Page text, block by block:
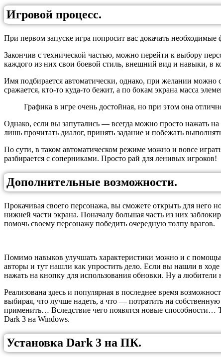
Игровой процесс.
При первом запуске игра попросит вас докачать
Закончив с технической частью, можно перейти к выбору
каждого из них свои боевой стиль, внешний вид и навыки, в
Имя подбирается автоматически, однако, при желании
сражается, кто-то куда-то бежит, а по бокам экрана масса
Графика в игре очень достойная, но при этом она
Однако, если вы запутались — всегда можно просто нажать на
лишь прочитать диалог, принять задание и побежать
По сути, в таком автоматическом режиме можно и вовсе
разбирается с соперниками. Просто рай для ленивых игроков!
Дополнительные возможности.
Прокачивая своего персонажа, вы сможете открыть для
нижней части экрана. Поначалу большая часть из них
помочь своему персонажу победить очередную толпу врагов.
Помимо навыков улучшать характеристики можно и с
авторы и тут нашли как упростить дело. Если вы нашли в
нажать на кнопку для использования обновки. Ну а
Реализована здесь и популярная в последнее время
выбирая, что лучше надеть, а что — потратить на
применить… Вследствие чего появятся новые способности…
Dark 3 на Windows.
Установка Dark 3 на ПК.